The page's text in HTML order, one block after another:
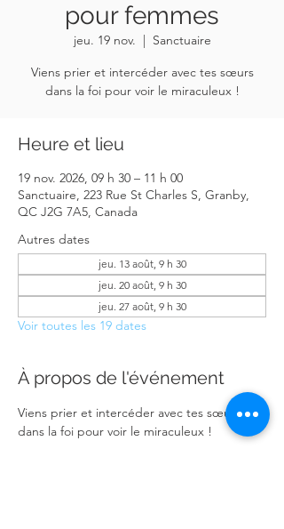
pour femmes
jeu. 19 nov.
  |
Sanctuaire
Viens prier et intercéder avec tes sœurs
dans la foi pour voir le miraculeux !
Heure et lieu
19 nov. 2026, 09 h 30 – 11 h 00
Sanctuaire, 223 Rue St Charles S, Granby,
QC J2G 7A5, Canada
Autres dates
jeu. 13 août, 9 h 30
jeu. 20 août, 9 h 30
jeu. 27 août, 9 h 30
Voir toutes les 19 dates
À propos de l'événement
Viens prier et intercéder avec tes sœurs
dans la foi pour voir le miraculeux !